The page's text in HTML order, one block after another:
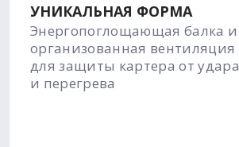
УНИКАЛЬНАЯ ФОРМА
Энергопоглощающая балка и
организованная вентиляция
для защиты картера от удара
и перегрева